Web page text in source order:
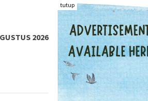
tutup
2026